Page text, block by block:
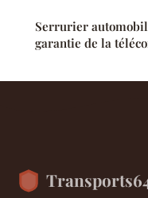
Serrurier
garantie de la